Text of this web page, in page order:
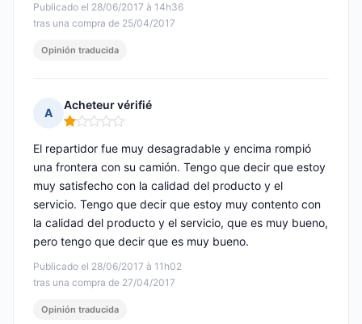
Publicado el 28/06/2017 à 14h36
tras una compra de 25/04/2017
Opinión traducida
A
Acheteur vérifié
Nota: 1 de 5
Publicado el 28/06/2017 à 11h02
tras una compra de 27/04/2017
El repartidor fue muy desagradable y encima rompió
una frontera con su camión. Tengo que decir que estoy
muy satisfecho con la calidad del producto y el
servicio. Tengo que decir que estoy muy contento con
la calidad del producto y el servicio, que es muy bueno,
pero tengo que decir que es muy bueno.
Opinión traducida